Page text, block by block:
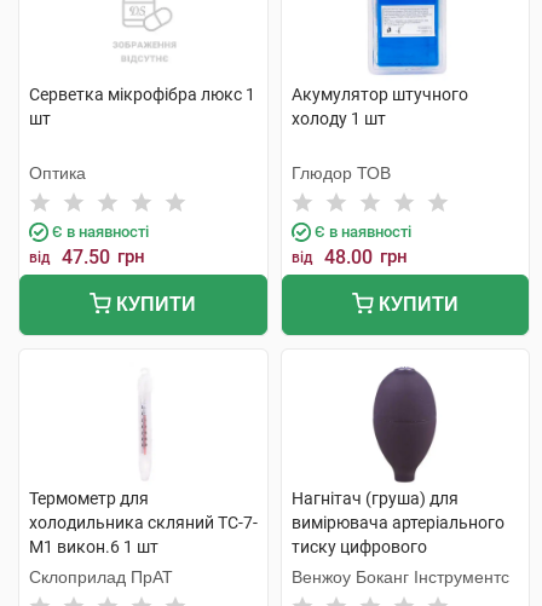
Серветка мікрофібра люкс 1
шт
Оптика
Є в наявності
від 47.50 грн
КУПИТИ
Акумулятор штучного
холоду 1 шт
Глюдор ТОВ
Є в наявності
від 48.00 грн
КУПИТИ
Термометр для
холодильника скляний ТС-7-
М1 викон.6 1 шт
Склоприлад ПрАТ
Нагнітач (груша) для
вимірювача артеріального
тиску цифрового
напівавтоматичного, колір
сірий 1 шт
Венжоу Боканг Інструментс